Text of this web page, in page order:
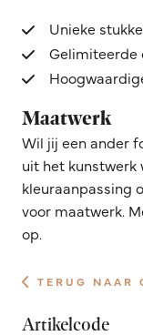
Unieke
Maatwerk
Wil jij een ander
uit het kunstwerk
kleuraanpassing
voor maatwerk.
op.
TERUG NAAR
Artikelcode